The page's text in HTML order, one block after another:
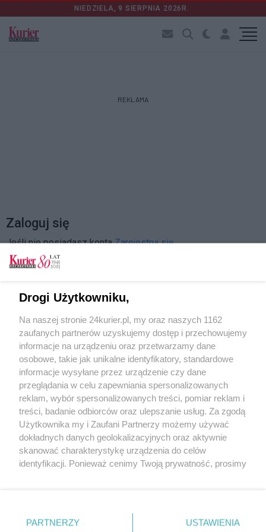
NIEDZIELA, 9 SIERPNIA 2026R.
REKLAMA
Zaloguj się
Jeśli nie posiadasz kontaZarejestruj się
Zapamiętać?
Zaloguj
Zapomniałem hasła
Copyright © 2022 Kurier Szczeciński sp. z o.o.
Drogi Użytkowniku,
Na naszej stronie 24kurier.pl, my oraz naszych 1162
zaufanych partnerów uzyskujemy dostęp i przechowujemy
informacje na urządzeniu oraz przetwarzamy dane
osobowe, takie jak unikalne identyfikatory, standardowe
informacje wysyłane przez urządzenie czy dane
przeglądania w celu zapewniania spersonalizowanych
reklam, wybór spersonalizowanych treści, pomiar reklam i
treści, badanie odbiorców oraz ulepszanie usług. Za zgodą
Użytkownika my i Zaufani Partnerzy możemy używać
dokładnych danych geolokalizacyjnych oraz aktywnie
skanować charakterystykę urządzenia do celów
identyfikacji. Ponieważ cenimy Twoją prywatność, prosimy
prywatności znajdujący się w lewym dolnym rogu strony
. Niektóre rodzaje przetwarzania danych nie wymagają
PARTNERZY USTAWIENIA